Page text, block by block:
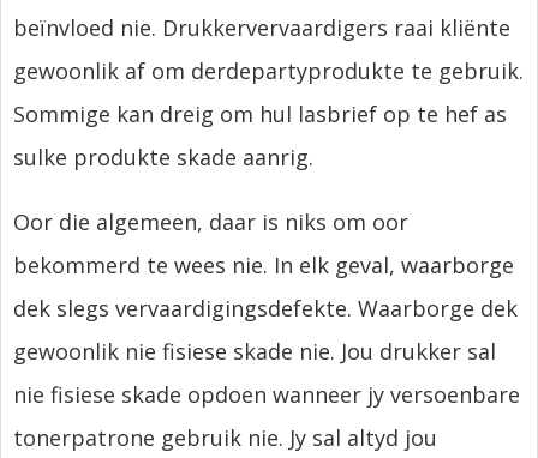
beïnvloed nie. Drukkervervaardigers raai kliënte
gewoonlik af om derdepartyprodukte te gebruik.
Sommige kan dreig om hul lasbrief op te hef as
sulke produkte skade aanrig.
Oor die algemeen, daar is niks om oor
bekommerd te wees nie. In elk geval, waarborge
dek slegs vervaardigingsdefekte. Waarborge dek
gewoonlik nie fisiese skade nie. Jou drukker sal
nie fisiese skade opdoen wanneer jy versoenbare
tonerpatrone gebruik nie. Jy sal altyd jou